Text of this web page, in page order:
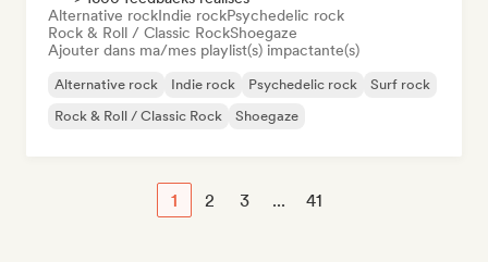
Alternative rockIndie rockPsychedelic rock
Rock & Roll / Classic RockShoegaze
Ajouter dans ma/mes playlist(s) impactante(s)
Alternative rock Indie rock Psychedelic rock
Surf rock
Rock & Roll / Classic Rock
Shoegaze
1 2 3 ... 41